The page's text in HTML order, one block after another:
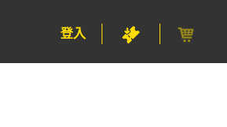
登入